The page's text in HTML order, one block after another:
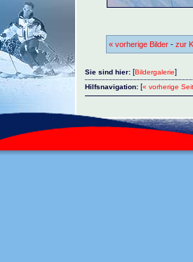
« vorherige Bilder - zur
Sie sind hier: [Bildergalerie]
Hilfsnavigation: [« vorherige